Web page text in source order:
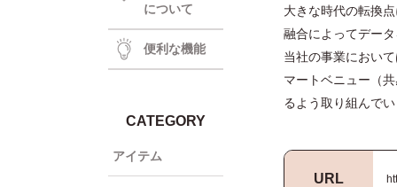
について
便利な機能
CATEGORY
アイテム
大きな時代の転換
融合によってデー
当社の事業におい
マートベニュー（
るよう取り組んで
URL